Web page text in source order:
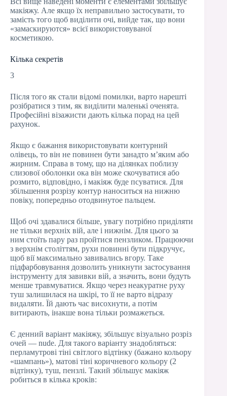
макіяжу. Але якщо їх неправильно застосувати, то
замість того щоб виділити очі, вийде так, що вони
«замаскируются» всієї використовуваної
косметикою.
Кілька секретів
3
Після того як стали відомі помилки, варто нарешті
розібратися з тим, як виділити маленькі оченята.
Професійні візажисти дають кілька порад на цей
рахунок.
Якщо є бажання використовувати контурний
олівець, то він не повинен бути занадто м’яким або
жирним. Справа в тому, що на ділянках поблизу
слизової оболонки ока він може скочуватися або
розмито, відповідно, і макіяж буде псуватися. Для
збільшення розрізу контур наноситься на нижню
повіку, попередньо отодвинутое пальцем.
Щоб очі здавалися більше, увагу потрібно приділяти
не тільки верхніх вій, але і нижнім. Для цього за
ним стоїть пару раз пройтися пензликом. Працюючи
з верхнім століттям, рухи повинні бути підкручує,
щоб вії максимально завивались вгору. Таке
підфарбовування дозволить уникнути застосування
інструменту для завивки вій, а значить, вони будуть
менше травмуватися. Якщо через неакуратне руху
туш залишилася на шкірі, то її не варто відразу
видаляти. Їй дають час висохнути, а потім
витирають, інакше вона тільки розмажеться.
Є денний варіант макіяжу, збільшує візуально розріз
очей — nude. Для такого варіанту знадобляться:
перламутрові тіні світлого відтінку (бажано кольору
«шампань»), матові тіні коричневого кольору (2
відтінку), туш, пензлі. Такий збільшує макіяж
робиться в кілька кроків: